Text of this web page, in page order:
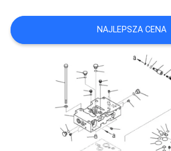
O
WYCENĘ
SITEMAP
POLITYKA
PRYWATNOŚCI
NAJLEPSZA CENA